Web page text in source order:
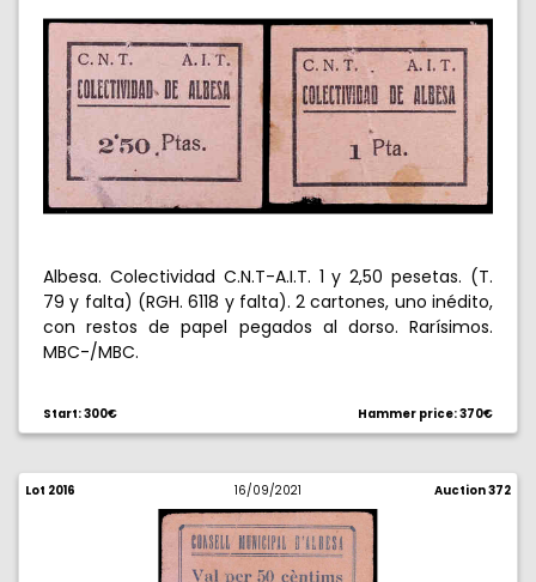
Albesa. Colectividad C.N.T-A.I.T. 1 y 2,50 pesetas. (T.
79 y falta) (RGH. 6118 y falta). 2 cartones, uno inédito,
con restos de papel pegados al dorso. Rarísimos.
MBC-/MBC.
Start: 300€ Hammer price: 370€
Lot 2016 16/09/2021 Auction 372